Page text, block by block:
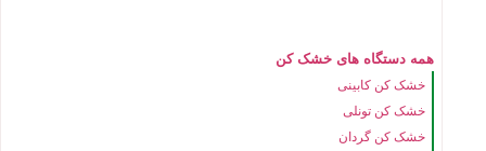
همه دستگاه های خشک کن
خشک کن کابینی
خشک کن تونلی
خشک کن گردان